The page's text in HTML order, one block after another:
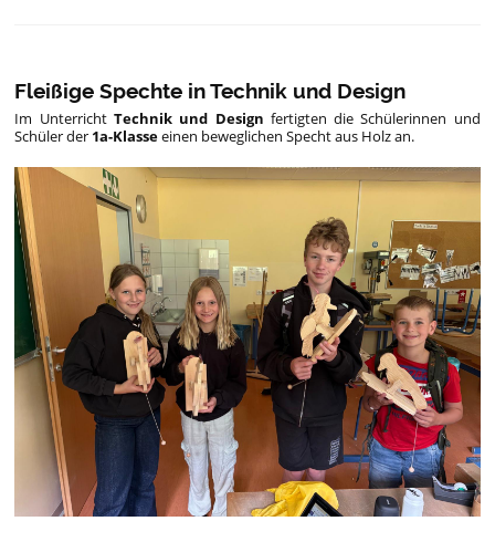
Fleißige Spechte in Technik und Design
Im Unterricht Technik und Design fertigten die Schülerinnen und
Schüler der 1a-Klasseeinen beweglichen Specht aus Holz an.